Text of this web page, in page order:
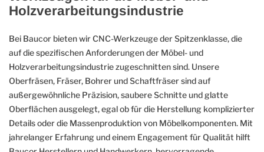
Holzverarbeitungsindustrie
Bei Baucor bieten wir CNC-Werkzeuge der Spitzenklasse, die
auf die spezifischen Anforderungen der Möbel- und
Holzverarbeitungsindustrie zugeschnitten sind. Unsere
Oberfräsen, Fräser, Bohrer und Schaftfräser sind auf
außergewöhnliche Präzision, saubere Schnitte und glatte
Oberflächen ausgelegt, egal ob für die Herstellung komplizierter
Details oder die Massenproduktion von Möbelkomponenten. Mit
jahrelanger Erfahrung und einem Engagement für Qualität hilft